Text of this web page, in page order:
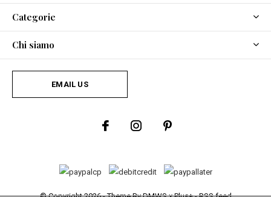
Categorie
Chi siamo
EMAIL US